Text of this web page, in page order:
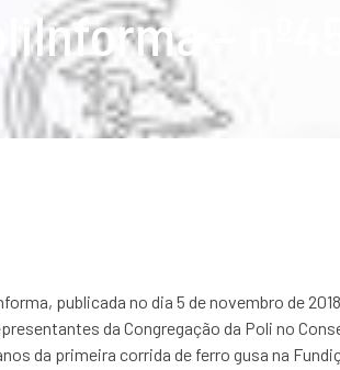
–
publicada no dia 5 de novembro de
da Congregação da Poli no
da primeira corrida de ferro gusa na